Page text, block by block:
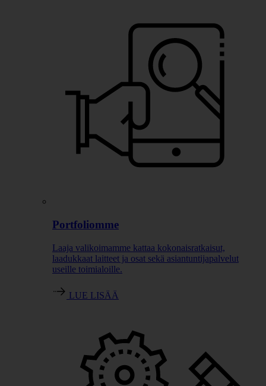
Portfoliomme
Laaja valikoimamme kattaa kokonaisratkaisut,
laadukkaat laitteet ja osat sekä asiantuntijapalvelut
useille toimialoille.
LUE LISÄÄ